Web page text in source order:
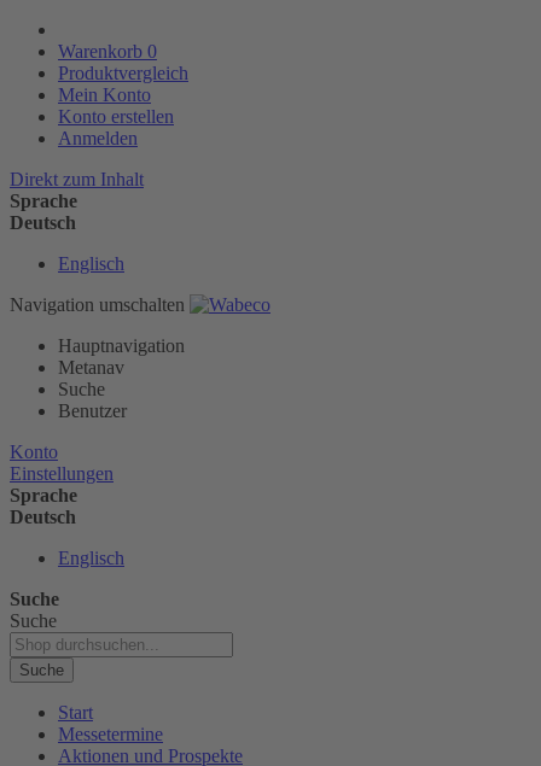
Warenkorb 0
Produktvergleich
Mein Konto
Konto erstellen
Anmelden
Direkt zum Inhalt
Sprache
Deutsch
Englisch
Navigation umschalten
Hauptnavigation
Metanav
Suche
Benutzer
Konto
Einstellungen
Sprache
Deutsch
Englisch
Suche
Suche
Suche
Start
Messetermine
Aktionen und Prospekte